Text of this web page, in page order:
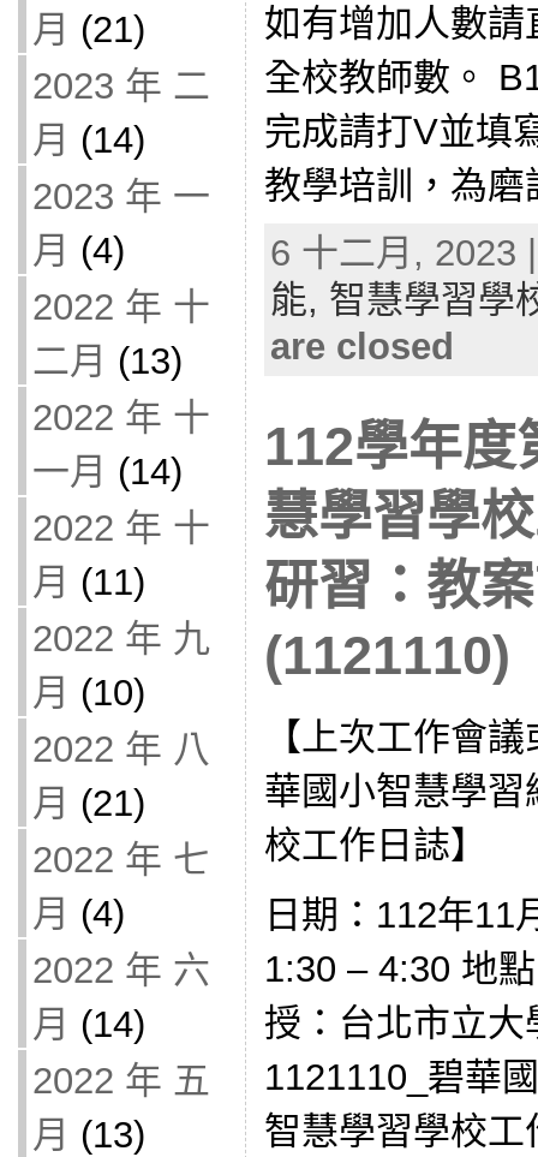
月 (21)
2023 年 二
月 (14)
2023 年 一
月 (4)
2022 年 十
二月 (13)
2022 年 十
一月 (14)
2022 年 十
月 (11)
2022 年 九
月 (10)
2022 年 八
月 (21)
2022 年 七
月 (4)
2022 年 六
月 (14)
2022 年 五
月 (13)
如有增加人數
全校教師數。
完成請打V並填
教學培訓，為
6 十二月, 2023
能, 智慧學習學
are closed
112學年度
慧學習學
研習：教
(1121110)
【上次工作會
華國小智慧學
校工作日誌】
日期：112年11
1:30 – 4:30 地
授：台北市立
1121110_碧華
智慧學習學校